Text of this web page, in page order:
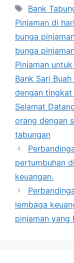
Tag
Bank
Pinjaman di
bunga
bunga
Pinjaman
Bank Sari Buah
dengan
Selamat
orang dengan
tabungan
pertumbuhan
keuangan.
lembaga
pinjaman yang